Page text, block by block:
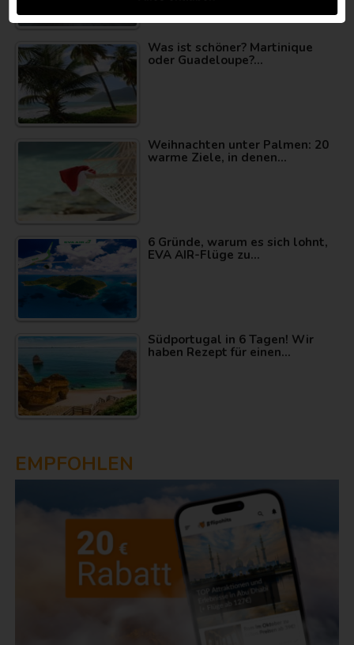
Was ist schöner? Martinique
oder Guadeloupe?…
Weihnachten unter Palmen: 20
warme Ziele, in denen…
6 Gründe, warum es sich lohnt,
EVA AIR-Flüge zu…
Südportugal in 6 Tagen! Wir
haben Rezept für einen…
EMPFOHLEN